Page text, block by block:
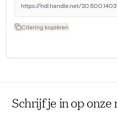
https://hdl.handle.net/
Citering kopiëren
Schrijf je in op